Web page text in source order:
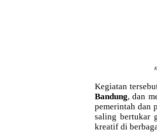
Kegiatan
Bandung, dan
pemerintah dan
saling bertukar
kreatif di